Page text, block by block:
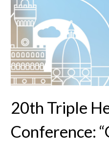
20th Triple
Conference: